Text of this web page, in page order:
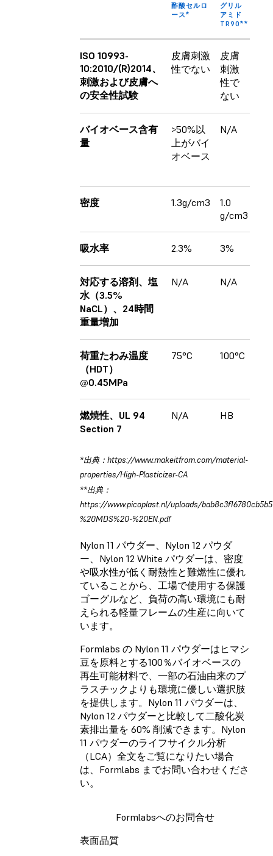
酢酸セルロ
ース*
グリル
アミド
TR90**
ISO 10993-
10:2010/(R)2014、
刺激および皮膚へ
の安全性試験
皮膚刺激
性でない
皮膚
刺激
性で
ない
バイオベース含有
量
>50%以
上がバイ
オベース
N/A
密度 1.3g/cm3
1.0
g/cm3
吸水率 2.3% 3%
対応する溶剤、塩
水（3.5%
NaCL）、24時間
重量増加
N/A N/A
荷重たわみ温度
（HDT）
@0.45MPa
75°C 100°C
燃焼性、UL 94
Section 7
N/A HB
*出典：https://www.makeitfrom.com/material-
properties/High-Plasticizer-CA
**出典：
https://www.picoplast.nl/uploads/
%20MDS%20-%20EN.pdf
Nylon 11 パウダー、Nylon 12 パウダ
ー、Nylon 12 White パウダーは、密度
や吸水性が低く耐熱性と難燃性に優れ
ていることから、工場で使用する保護
ゴーグルなど、負荷の高い環境にも耐
えられる軽量フレームの生産に向いて
います。
Formlabs の Nylon 11 パウダーはヒマシ
豆を原料とする100％バイオベースの
再生可能材料で、一部の石油由来のプ
ラスチックよりも環境に優しい選択肢
を提供します。Nylon 11 パウダーは、
Nylon 12 パウダーと比較して二酸化炭
素排出量を 60% 削減できます。Nylon
11 パウダーのライフサイクル分析
（LCA）全文をご覧になりたい場合
は、Formlabs までお問い合わせくださ
い。
Formlabsへのお問合せ
表面品質